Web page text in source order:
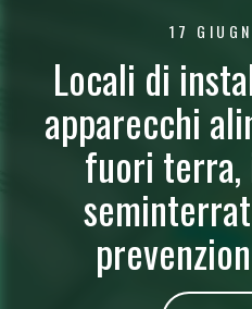
17
Locali di
apparecchi
fuori